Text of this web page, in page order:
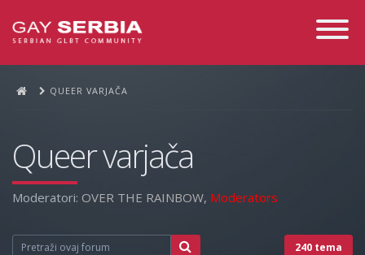
Toggle
QUEER VARJAČA
Queer varjača
Moderatori: OVER THE RAINBOW, Moderators
240 tema